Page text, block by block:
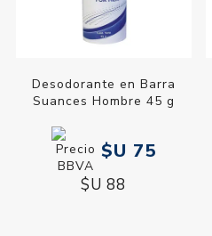
Desodorante en Barra
Suances Hombre 45 g
$U 75
$U 88